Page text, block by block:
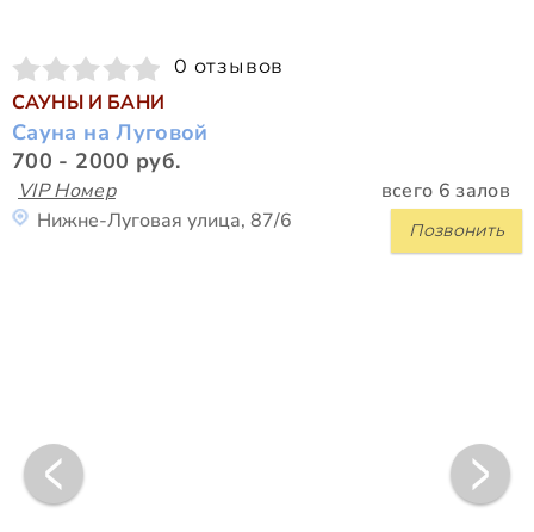
0 отзывов
САУНЫ И БАНИ
Сауна на Луговой
700 - 2000 руб.
VIP Номер всего 6 залов
Позвонить
Нижне-Луговая улица, 87/6